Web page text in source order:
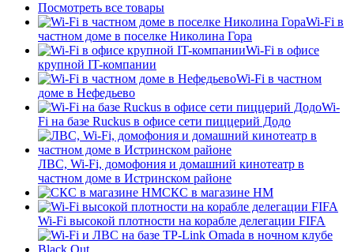
Посмотреть все товары
Wi-Fi в
частном доме в поселке Николина Гора
Wi-Fi в офисе
крупной IT-компании
Wi-Fi в частном
доме в Нефедьево
Wi-
Fi на базе Ruckus в офисе сети пиццерий Додо
ЛВС, Wi-Fi, домофония и домашний кинотеатр в
частном доме в Истринском районе
СКС в магазине HM
Wi-Fi высокой плотности на корабле делегации FIFA